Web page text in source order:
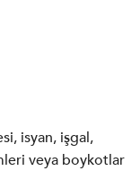
isyan, işgal,
veya boykotlar